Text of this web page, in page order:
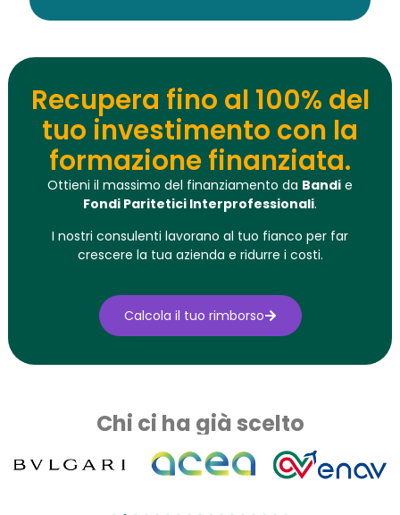
Recupera fino al 100% del
tuo investimento con la
formazione finanziata.
Ottieni il massimo del finanziamento da Bandi e
Fondi Paritetici Interprofessionali.
I nostri consulenti lavorano al tuo fianco per far
crescere la tua azienda e ridurre i costi.
Calcola il tuo rimborso
Chi ci ha già scelto